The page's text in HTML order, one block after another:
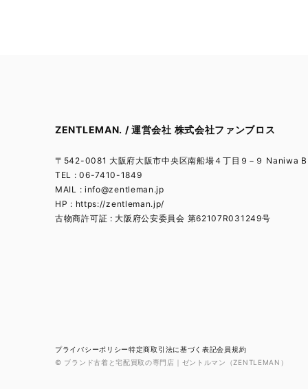
ZENTLEMAN. / 運営会社 株式会社ファンブロス
〒542-0081 大阪府大阪市中央区南船場４丁目９−９ Naniwa
TEL : 06-7410-1849
MAIL : info@zentleman.jp
HP : https://zentleman.jp/
古物商許可証 : 大阪府公安委員会 第62107R031249号
プライバシーポリシー特定商取引法に基づく表記会員規約
© ブランド古着と宅配買取の専門店｜ゼントルマン（ZENTLEMAN）